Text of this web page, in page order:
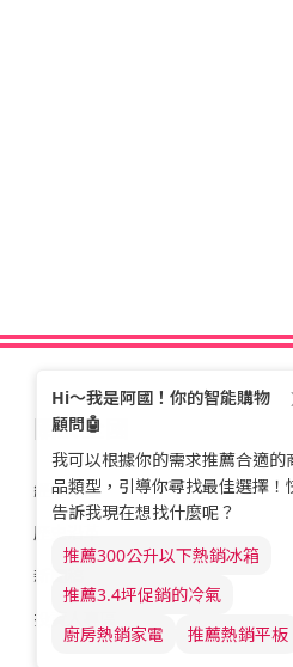
關於全國
經營理念
歷史沿革
新聞稿
投資人專區